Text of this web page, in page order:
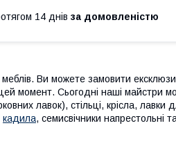
14 днів за домовленістю
Ви можете замовити
момент. Сьогодні наші майстри
лавок), стільці, крісла, лавки
кадила, семисвічники напрестольні